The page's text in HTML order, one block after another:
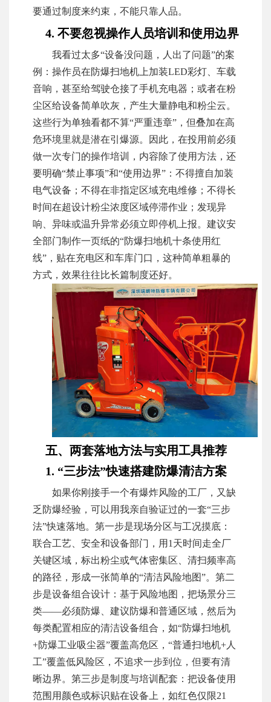
要通过制度来约束，不能只靠人品。
4. 不要忽视操作人员培训和使用边界
我看过太多“设备没问题，人出了问题”的案
例：操作员在防爆扫地机上加装LED彩灯、车载
音响，甚至给驾驶仓接了手机充电器；或者在粉
尘区给设备简单吹灰，产生大量静电和粉尘云。
这些行为单独看都不算“严重违章”，但叠加在高
危环境里就是潜在引爆源。因此，在投用前必须
做一次专门的操作培训，内容除了使用方法，还
要明确“禁止事项”和“使用边界”：不得擅自加装
电气设备；不得在非指定区域充电维修；不得长
时间在超设计粉尘浓度区域停滞作业；发现异
响、异味或温升异常必须立即停机上报。建议安
全部门制作一页纸的“防爆扫地机十条使用红
线”，贴在充电区和车库门口，这种简单粗暴的
方式，效果往往比长篇制度还好。
五、两套落地方法与实用工具推荐
1. “三步法”快速搭建防爆清洁方案
如果你刚接手一个有爆炸风险的工厂，又缺
乏防爆经验，可以用我亲自验证过的一套“三步
法”快速落地。第一步是现场分区与工况摸底：
联合工艺、安全和设备部门，用1天时间走全厂
关键区域，标出粉尘或气体密集区、清扫频率高
的路径，形成一张简单的“清洁风险地图”。第二
步是设备组合设计：基于风险地图，把场景分三
类——必须防爆、建议防爆和普通区域，然后为
每类配置相应的清洁设备组合，如“防爆扫地机
+防爆工业吸尘器”覆盖高危区，“普通扫地机+人
工”覆盖低风险区，不追求一步到位，但要有清
晰边界。第三步是制度与培训配套：把设备使用
范围用颜色或标识贴在设备上，如红色仅限21